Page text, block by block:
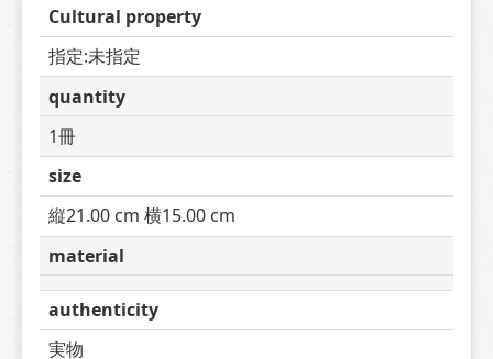
Cultural property
指定:未指定
quantity
1冊
size
縦21.00 cm 横15.00 cm
material
authenticity
実物